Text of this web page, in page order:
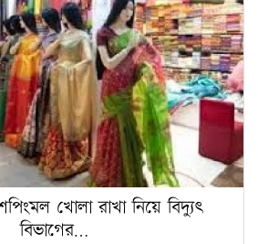
খোলা রাখা নিয়ে বিদ্যুৎ
বিভাগের…